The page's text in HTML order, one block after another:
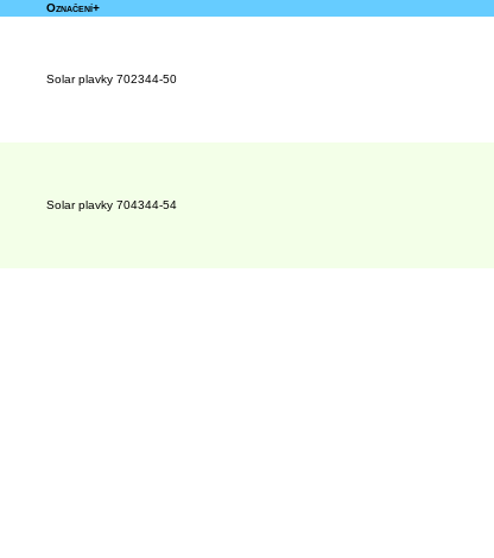
Označení+
Solar plavky 702344-50
Solar plavky 704344-54